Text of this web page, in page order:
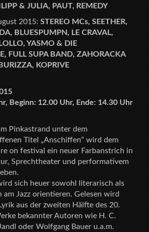
& JULIA, PAUT, REMEDY
2015:STEREO MCs, SEETHER,
BLUESPUMPN, LE CRAVAL,
YASMO & DIE
FULL SUPA BAND, ZAHORACKA
KOPRIVE
Beginn: 12.00 Uhr, Ende: 14.30 Uhr
Pinkastrand unter dem
Titel „Anschiffen“ wird dem
on festival ein neuer Farbanstrich in
Sprechtheater und performativem
sich heuer sowohl literarisch als
am Jazz orientieren. Gelesen wird
aus der zweiten Hälfte des 20.
bekannter Autoren wie H. C.
oder Wolfgang Bauer u.a.m.